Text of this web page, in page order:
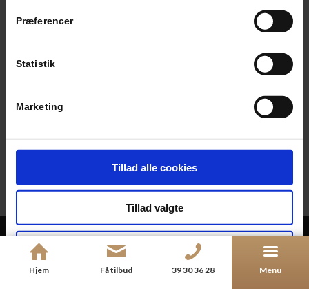
Præferencer
Statistik
Marketing
Tillad alle cookies
Tillad valgte
Kun nødvendige cookies
Hjem Få tilbud 39 30 36 28 Menu